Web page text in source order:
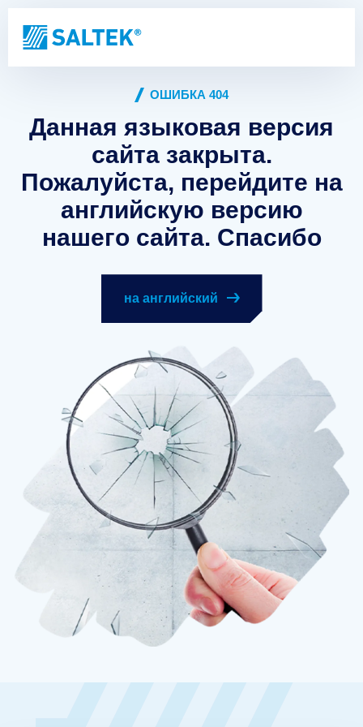
ОШИБКА 404
Данная языковая версия
сайта закрыта.
Пожалуйста, перейдите на
английскую версию
нашего сайта. Спасибо
на английский